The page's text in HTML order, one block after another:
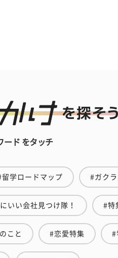
ード をタッチ
留学ロードマップ #ガク
いい会社見つけ隊！ #特
こと #恋愛特集 #